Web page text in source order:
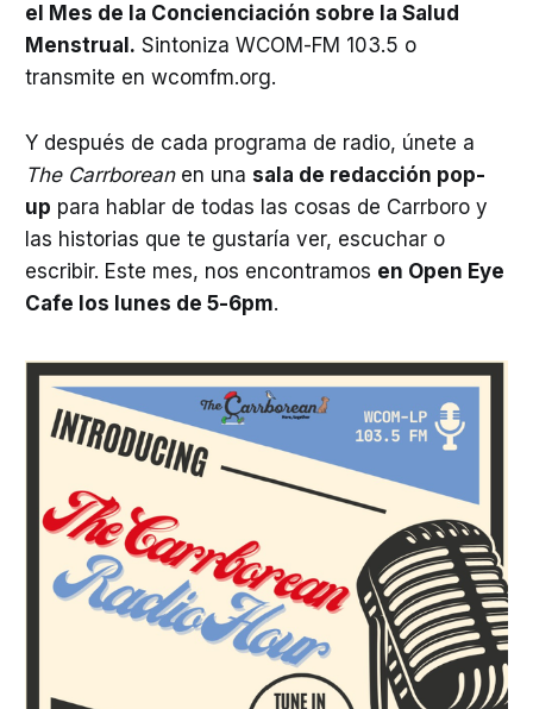
el Mes de la Concienciación sobre la Salud
Menstrual. Sintoniza WCOM-FM 103.5 o
transmite en wcomfm.org.
Y después de cada programa de radio, únete a
The Carrboreanen una sala de redacción pop-
up para hablar de todas las cosas de Carrboro y
las historias que te gustaría ver, escuchar o
escribir. Este mes, nos encontramos en Open Eye
Cafe los lunes de 5-6pm.